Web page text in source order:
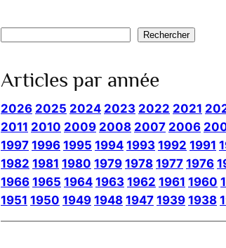
Rechercher
Articles par année
2026 2025 2024 2023 2022 2021
2011 2010 2009 2008 2007 2006
1997 1996 1995 1994 1993 1992 1991
1982 1981 1980 1979 1978 1977 1976
1966 1965 1964 1963 1962 1961 1960
1951 1950 1949 1948 1947 1939 1938